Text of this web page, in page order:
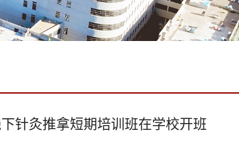
针灸推拿短期培训班在学校开班